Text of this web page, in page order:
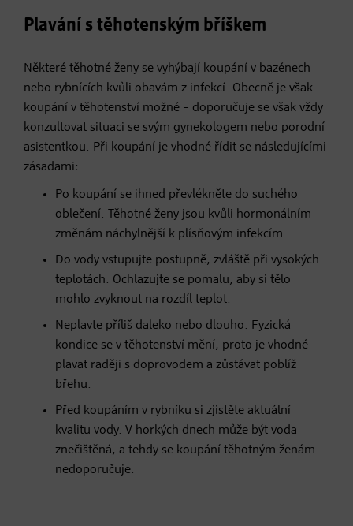
Plavání s těhotenským bříškem
Některé těhotné ženy se vyhýbají koupání v bazénech
nebo rybnících kvůli obavám z infekcí. Obecně je však
koupání v těhotenství možné – doporučuje se však vždy
konzultovat situaci se svým gynekologem nebo porodní
asistentkou. Při koupání je vhodné řídit se následujícími
zásadami:
Po koupání se ihned převlékněte do suchého
oblečení. Těhotné ženy jsou kvůli hormonálním
změnám náchylnější k plísňovým infekcím.
Do vody vstupujte postupně, zvláště při vysokých
teplotách. Ochlazujte se pomalu, aby si tělo
mohlo zvyknout na rozdíl teplot.
Neplavte příliš daleko nebo dlouho. Fyzická
kondice se v těhotenství mění, proto je vhodné
plavat raději s doprovodem a zůstávat poblíž
břehu.
Před koupáním v rybníku si zjistěte aktuální
kvalitu vody. V horkých dnech může být voda
znečištěná, a tehdy se koupání těhotným ženám
nedoporučuje.